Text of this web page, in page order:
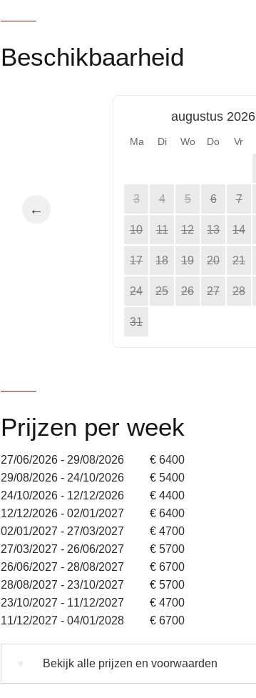
Beschikbaarheid
←
augustus 2026
Ma Di Wo Do Vr
3 4 5 6 7
10 11 12 13 14
17 18 19 20 21
24 25 26 27 28
31
Prijzen per week
27/06/2026 - 29/08/2026
€ 6400
29/08/2026 - 24/10/2026
€ 5400
24/10/2026 - 12/12/2026
€ 4400
12/12/2026 - 02/01/2027
€ 6400
02/01/2027 - 27/03/2027
€ 4700
27/03/2027 - 26/06/2027
€ 5700
26/06/2027 - 28/08/2027
€ 6700
28/08/2027 - 23/10/2027
€ 5700
23/10/2027 - 11/12/2027
€ 4700
11/12/2027 - 04/01/2028
€ 6700
Bekijk alle prijzen en voorwaarden